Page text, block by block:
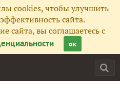
cookies, чтобы улучшить
сайта.
сайта, вы соглашаетесь с
ок
403